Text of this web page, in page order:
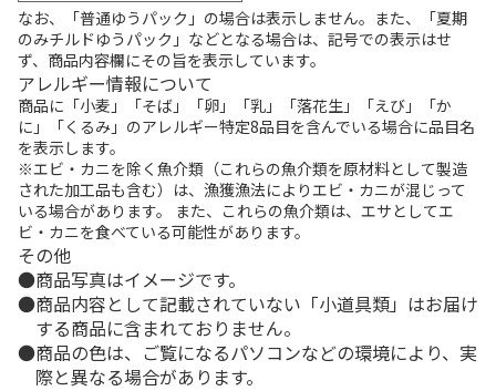
なお、「普通ゆうパック」の場合は表示しません。また、「夏期
のみチルドゆうパック」などとなる場合は、記号での表示はせ
ず、商品内容欄にその旨を表示しています。
アレルギー情報について
商品に「小麦」「そば」「卵」「乳」「落花生」「えび」「か
に」「くるみ」のアレルギー特定8品目を含んでいる場合に品目名
を表示します。
※エビ・カニを除く魚介類（これらの魚介類を原材料として製造
された加工品も含む）は、漁獲漁法によりエビ・カニが混じって
いる場合があります。 また、これらの魚介類は、エサとしてエ
ビ・カニを食べている可能性があります。
その他
商品写真はイメージです。
商品内容として記載されていない「小道具類」はお届け
する商品に含まれておりません。
商品の色は、ご覧になるパソコンなどの環境により、実
際と異なる場合があります。